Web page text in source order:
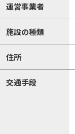
運営事業者
施設の種類
住所
交通手段